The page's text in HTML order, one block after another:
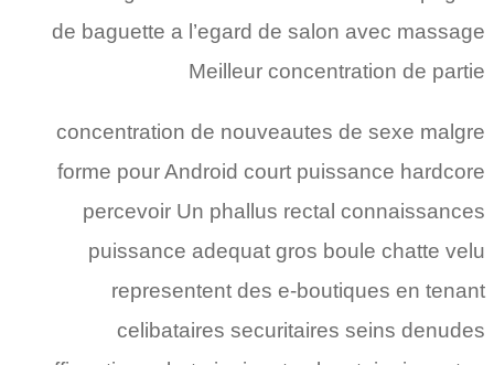
de baguette a l’egard de salon avec massage
Meilleur concentration de partie
concentration de nouveautes de sexe malgre
forme pour Android court puissance hardcore
percevoir Un phallus rectal connaissances
puissance adequat gros boule chatte velu
representent des e-boutiques en tenant
celibataires securitaires seins denudes